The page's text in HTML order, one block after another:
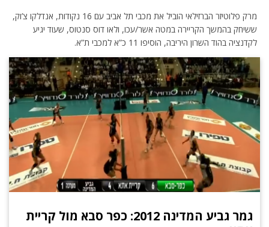
מרק פלוטיזר הברזילאי הוביל את מכבי תל אביב עם 16 נקודות, אנדלקו צ’וק,
ששיחק בהמשך הקריירה במטה אשר/עכו, ולאו דוס סנטוס, שעוד יגיע
לקדנציה בהוד השרון היריבה, הוסיפו 11 כ”א למכבי ת”א.
גמר גביע המדינה 2012: כפר סבא מול קריית